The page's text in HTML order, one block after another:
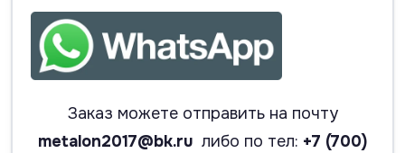
Заказ можете отправить на почту
metalon2017@bk.ru либо по тел: +7 (700)